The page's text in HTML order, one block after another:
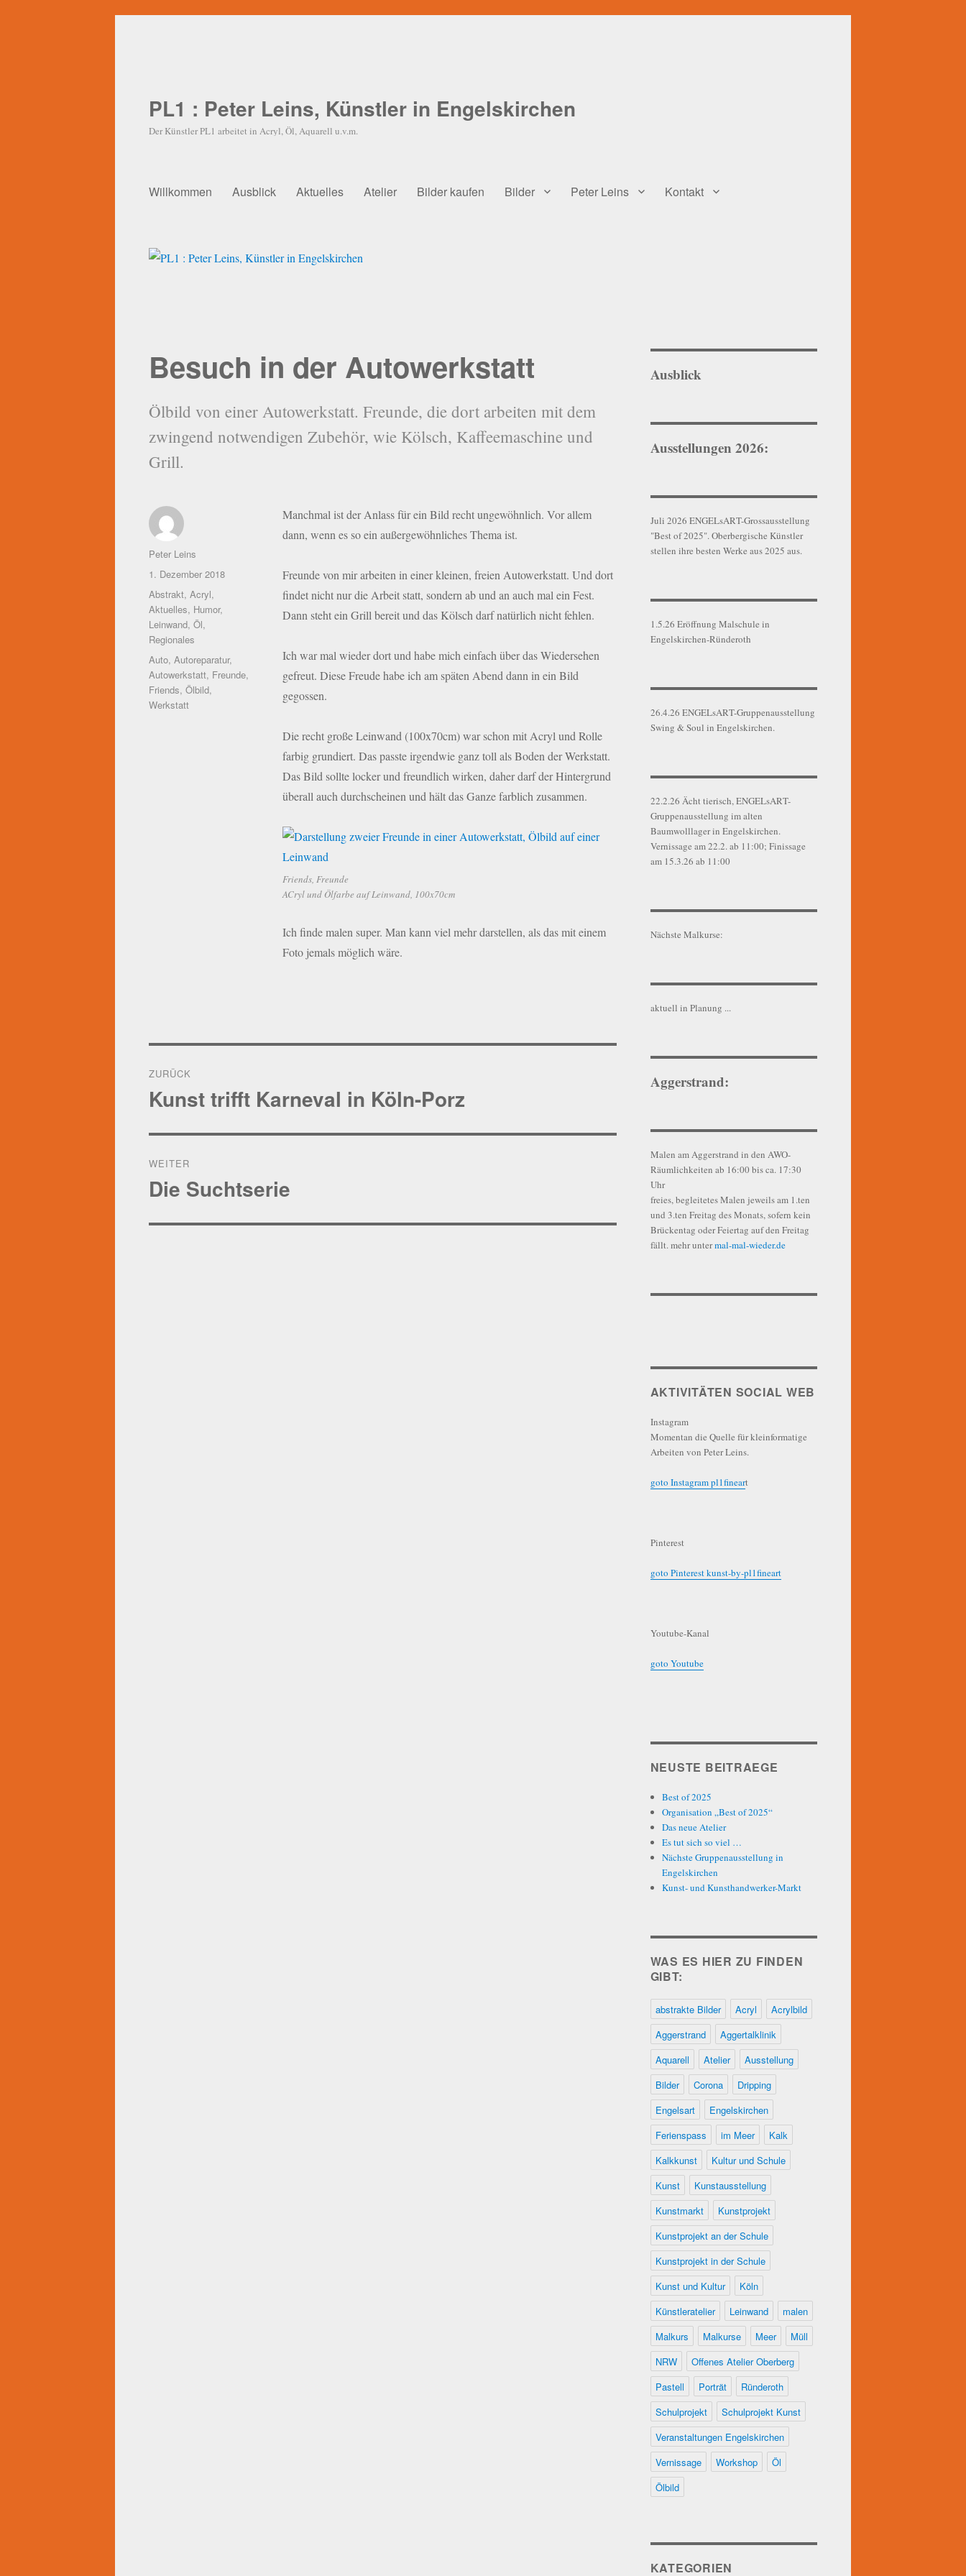
PL1 : Peter Leins, Künstler in Engelskirchen
Der Künstler PL1 arbeitet in Acryl, Öl, Aquarell u.v.m.
Willkommen Ausblick Aktuelles Atelier Bilder kaufen Bilder Peter Leins Kontakt
Besuch in der Autowerkstatt
Ölbild von einer Autowerkstatt. Freunde, die dort arbeiten mit dem
zwingend notwendigen Zubehör, wie Kölsch, Kaffeemaschine und
Grill.
Manchmal ist der Anlass für ein Bild recht ungewöhnlich. Vor allem
dann, wenn es so ein außergewöhnliches Thema ist.
Freunde von mir arbeiten in einer kleinen, freien Autowerkstatt. Und dort
findet nicht nur die Arbeit statt, sondern ab und an auch mal ein Fest.
Dann steht ein Grill bereit und das Kölsch darf natürlich nicht fehlen.
Ich war mal wieder dort und habe mich einfach über das Wiedersehen
gefreut. Diese Freude habe ich am späten Abend dann in ein Bild
gegossen.
Die recht große Leinwand (100x70cm) war schon mit Acryl und Rolle
farbig grundiert. Das passte irgendwie ganz toll als Boden der Werkstatt.
Das Bild sollte locker und freundlich wirken, daher darf der Hintergrund
überall auch durchscheinen und hält das Ganze farblich zusammen.
Friends, Freunde
ACryl und Ölfarbe auf Leinwand, 100x70cm
Ich finde malen super. Man kann viel mehr darstellen, als das mit einem
Foto jemals möglich wäre.
Autor
Peter Leins
Veröffentlicht
am
1. Dezember 2018
Kategorien
Abstrakt, Acryl,
Aktuelles, Humor,
Leinwand, Öl,
Regionales
Schlagwörter
Auto, Autoreparatur,
Autowerkstatt, Freunde,
Friends, Ölbild,
Werkstatt
ZURÜCK
Vorheriger
Kunst trifft Karneval in Köln-Porz
WEITER
Nächster
Die Suchtserie
Ausblick
Ausstellungen 2026:
Juli 2026 ENGELsART-Grossausstellung
"Best of 2025". Oberbergische Künstler
stellen ihre besten Werke aus 2025 aus.
1.5.26 Eröffnung Malschule in
Engelskirchen-Ründeroth
26.4.26 ENGELsART-Gruppenausstellung
Swing & Soul in Engelskirchen.
22.2.26 Ächt tierisch, ENGELsART-
Gruppenausstellung im alten
Baumwolllager in Engelskirchen.
Vernissage am 22.2. ab 11:00; Finissage
am 15.3.26 ab 11:00
Nächste Malkurse:
aktuell in Planung ...
Aggerstrand:
Malen am Aggerstrand in den AWO-
Räumlichkeiten ab 16:00 bis ca. 17:30
Uhr
freies, begleitetes Malen jeweils am 1.ten
und 3.ten Freitag des Monats, sofern kein
Brückentag oder Feiertag auf den Freitag
fällt. mehr untermal-mal-wieder.de
AKTIVITÄTEN SOCIAL WEB
Instagram
Momentan die Quelle für kleinformatige
Arbeiten von Peter Leins.
goto Instagram pl1fineart
Pinterest
goto Pinterest kunst-by-pl1fineart
Youtube-Kanal
goto Youtube
NEUSTE BEITRAEGE
Best of 2025
Organisation „Best of 2025“
Das neue Atelier
Es tut sich so viel …
Nächste Gruppenausstellung in
Engelskirchen
Kunst- und Kunsthandwerker-Markt
WAS ES HIER ZU FINDEN
GIBT:
abstrakte Bilder Acryl
Acrylbild
Aggerstrand
Aggertalklinik
Aquarell
Atelier
Ausstellung
Bilder
Corona
Dripping
Engelsart
Engelskirchen
Ferienspass
im Meer
Kalk
Kalkkunst
Kultur und Schule
Kunst
Kunstausstellung
Kunstmarkt
Kunstprojekt
Kunstprojekt an der Schule
Kunstprojekt in der Schule
Kunst und Kultur
Köln
Künstleratelier
Leinwand
malen
Malkurs
Malkurse Meer
Müll
NRW
Offenes Atelier Oberberg
Pastell
Porträt
Ründeroth
Schulprojekt
Schulprojekt Kunst
Veranstaltungen Engelskirchen
Vernissage
Workshop
Öl
Ölbild
KATEGORIEN